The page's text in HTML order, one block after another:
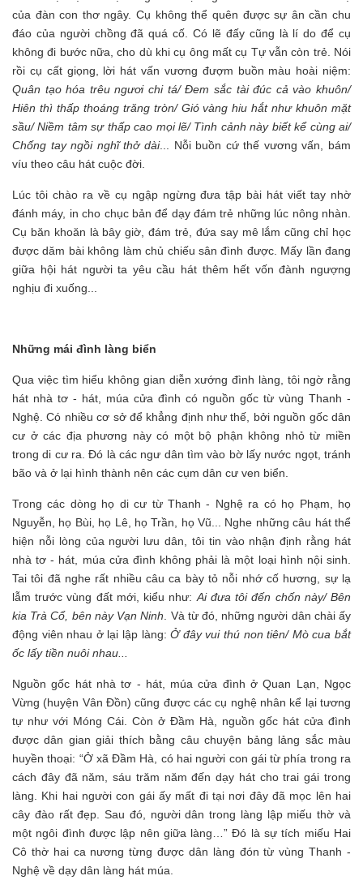
của đàn con thơ ngây. Cụ không thể quên được sự ân cần chu
đáo của người chồng đã quá cố. Có lẽ đấy cũng là lí do để cụ
không đi bước nữa, cho dù khi cụ ông mất cụ Tự vẫn còn trẻ. Nói
rồi cụ cất giọng, lời hát vấn vương đượm buồn màu hoài niệm:
Quân tạo hóa trêu ngươi chi tá/ Đem sắc tài đúc cả vào khuôn/
Hiên thì thấp thoáng trăng tròn/ Gió vàng hiu hắt như khuôn mặt
sầu/ Niềm tâm sự thấp cao mọi lẽ/ Tình cảnh này biết kể cùng ai/
Chống tay ngồi nghĩ thở dài... Nỗi buồn cứ thế vương vấn, bám
víu theo câu hát cuộc đời.
Lúc tôi chào ra về cụ ngập ngừng đưa tập bài hát viết tay nhờ
đánh máy, in cho chục bản để dạy đám trẻ những lúc nông nhàn.
Cụ băn khoăn là bây giờ, đám trẻ, đứa say mê lắm cũng chỉ học
được dăm bài không làm chủ chiếu sân đình được. Mấy lần đang
giữa hội hát người ta yêu cầu hát thêm hết vốn đành ngượng
nghịu đi xuống...
Những mái đình làng biển
Qua việc tìm hiểu không gian diễn xướng đình làng, tôi ngờ rằng
hát nhà tơ - hát, múa cửa đình có nguồn gốc từ vùng Thanh -
Nghệ. Có nhiều cơ sở để khẳng định như thế, bởi nguồn gốc dân
cư ở các địa phương này có một bộ phận không nhỏ từ miền
trong di cư ra. Đó là các ngư dân tìm vào bờ lấy nước ngọt, tránh
bão và ở lại hình thành nên các cụm dân cư ven biển.
Trong các dòng họ di cư từ Thanh - Nghệ ra có họ Phạm, họ
Nguyễn, họ Bùi, họ Lê, họ Trần, họ Vũ... Nghe những câu hát thể
hiện nỗi lòng của người lưu dân, tôi tin vào nhận định rằng hát
nhà tơ - hát, múa cửa đình không phải là một loại hình nội sinh.
Tai tôi đã nghe rất nhiều câu ca bày tỏ nỗi nhớ cố hương, sự lạ
lẫm trước vùng đất mới, kiểu như: Ai đưa tôi đến chốn này/ Bên
kia Trà Cổ, bên này Vạn Ninh . Và từ đó, những người dân chài ấy
động viên nhau ở lại lập làng:Ở đây vui thú non tiên/ Mò cua bắt
ốc lấy tiền nuôi nhau...
Nguồn gốc hát nhà tơ - hát, múa cửa đình ở Quan Lạn, Ngọc
Vừng (huyện Vân Đồn) cũng được các cụ nghệ nhân kể lại tương
tự như với Móng Cái. Còn ở Đầm Hà, nguồn gốc hát cửa đình
được dân gian giải thích bằng câu chuyện bảng lảng sắc màu
huyền thoại: “Ở xã Đầm Hà, có hai người con gái từ phía trong ra
cách đây đã năm, sáu trăm năm đến dạy hát cho trai gái trong
làng. Khi hai người con gái ấy mất đi tại nơi đây đã mọc lên hai
cây đào rất đẹp. Sau đó, người dân trong làng lập miếu thờ và
một ngôi đình được lập nên giữa làng…” Đó là sự tích miếu Hai
Cô thờ hai ca nương từng được dân làng đón từ vùng Thanh -
Nghệ về dạy dân làng hát múa.